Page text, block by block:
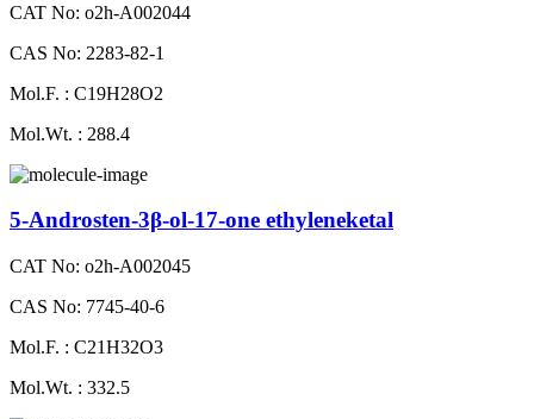
CAT No: o2h-A002044
CAS No: 2283-82-1
Mol.F. : C19H28O2
Mol.Wt. : 288.4
5-Androsten-3β-ol-17-one ethyleneketal
CAT No: o2h-A002045
CAS No: 7745-40-6
Mol.F. : C21H32O3
Mol.Wt. : 332.5